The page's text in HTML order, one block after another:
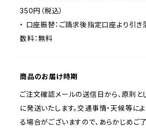
350円（税込）
・ 口座振替：ご請求後指定口座より引き
数料：無料
商品のお届け時期
ご注文確認メールの送信日から、原則
に発送いたします。交通事情・天候等に
る場合がございますので、あらかじめご了